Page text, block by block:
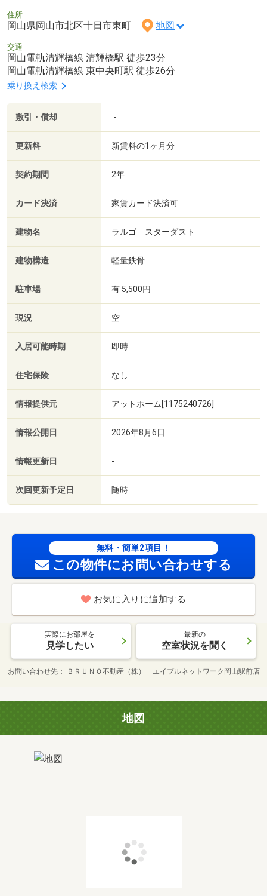
住所
岡山県岡山市北区十日市東町 地図
交通
岡山電軌清輝橋線 清輝橋駅 徒歩23分
岡山電軌清輝橋線 東中央町駅 徒歩26分
乗り換え検索
敷引・償却 -
更新料 新賃料の1ヶ月分
契約期間 2年
カード決済 家賃カード決済可
建物名 ラルゴ スターダスト
建物構造 軽量鉄骨
駐車場 有 5,500円
現況 空
入居可能時期 即時
住宅保険 なし
情報提供元 アットホーム[1175240726]
情報公開日 2026年8月6日
情報更新日 -
次回更新予定日 随時
無料・簡単2項目！
この物件にお問い合わせする
お気に入りに追加する
実際にお部屋を
見学したい
最新の
空室状況を聞く
お問い合わせ先 ＢＲＵＮＯ不動産（株） エイブルネットワーク岡山駅前店
地図